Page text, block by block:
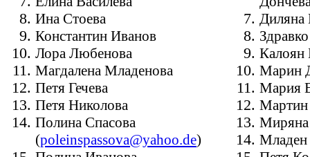
Ина Стоева
Константин Иванов
Лора Любенова
Магдалена Младенова
Петя Гечева
Петя Николова
Полина Спасова
(poleinspassova@yahoo.de)
Диляна
Калоян
Марин
Мария
Мартин
Миряна
Младен